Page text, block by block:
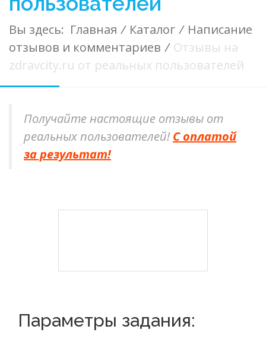
Вы здесь: Главная / Каталог / Написание
отзывов и комментариев / Отзывы на
zdravcity.ru от реальных пользователей
Получайте настоящие отзывы от
реальных пользователей! С оплатой
за результат!
Параметры задания: